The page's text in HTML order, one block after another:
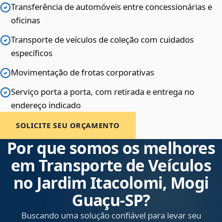
Transferência de automóveis entre concessionárias e
oficinas
Transporte de veículos de coleção com cuidados
específicos
Movimentação de frotas corporativas
Serviço porta a porta, com retirada e entrega no
endereço indicado
SOLICITE SEU ORÇAMENTO
Por que somos os melhores
em Transporte de Veículos
no Jardim Itacolomi, Mogi
Guaçu‑SP?
Buscando uma solução confiável para levar seu